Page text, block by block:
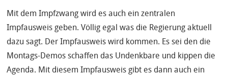
Mit dem Impfzwang wird es auch ein zentralen
Impfausweis geben. Völlig egal was die Regierung aktuell
dazu sagt. Der Impfausweis wird kommen. Es sei den die
Montags-Demos schaffen das Undenkbare und kippen die
Agenda. Mit diesem Impfausweis gibt es dann auch ein